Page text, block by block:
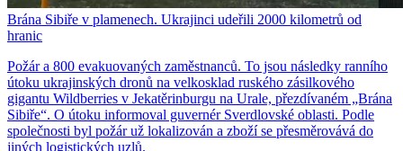
Brána Sibiře v plamenech. Ukrajinci udeřili 2000 kilometrů od
hranic
Požár a 800 evakuovaných zaměstnanců. To jsou následky ranního
útoku ukrajinských dronů na velkosklad ruského zásilkového
gigantu Wildberries v Jekatěrinburgu na Urale, přezdívaném „Brána
Sibiře“. O útoku informoval guvernér Sverdlovské oblasti. Podle
společnosti byl požár už lokalizován a zboží se přesměrovává do
jiných logistických uzlů.